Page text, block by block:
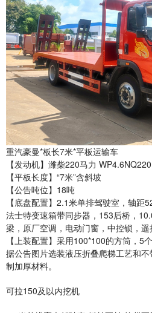
重汽豪曼*板长7米*平板运输车
【发动机】潍柴220马力
【平板长度】“7米”含斜坡
【公告吨位】18吨
【底盘配置】2.1米单排驾驶室，轴距
法士特变速箱带同步器，153后桥，
梁，原厂空调，电动门窗，中控锁，遥
【上装配置】采用100*100的方筒，5
据公告图片选装液压折叠爬梯工艺和
制加厚材料。
可拉150及以内挖机